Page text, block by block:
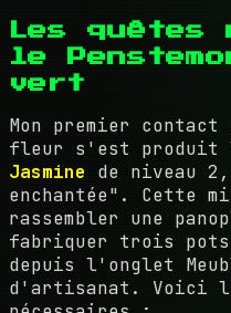
Les quêtes
le
vert
Mon premier
fleur s'est produit
Jasmine de niveau
enchantée". Cette
rassembler une
fabriquer trois pots
depuis l'onglet
d'artisanat. Voici